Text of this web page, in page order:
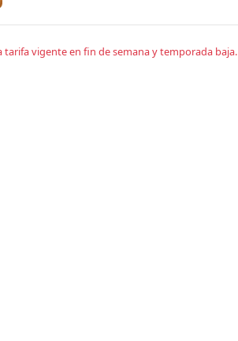
tarifa vigente en fin de semana y temporada baja.